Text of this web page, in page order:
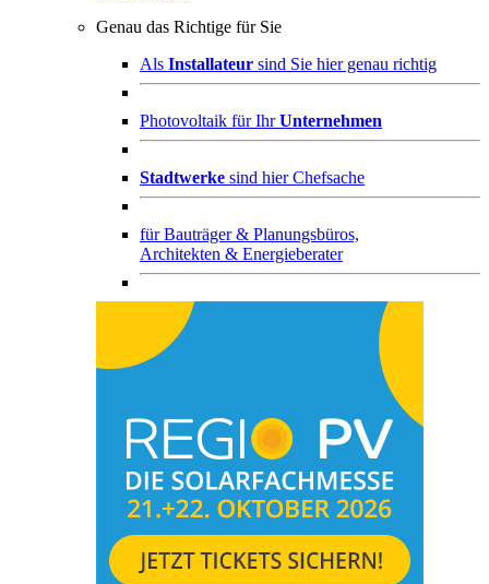
Genau das Richtige für Sie
Als Installateur sind Sie hier genau richtig
Photovoltaik für IhrUnternehmen
Stadtwerke sind hier Chefsache
fürBauträger & Planungsbüros,
Architekten & Energieberater